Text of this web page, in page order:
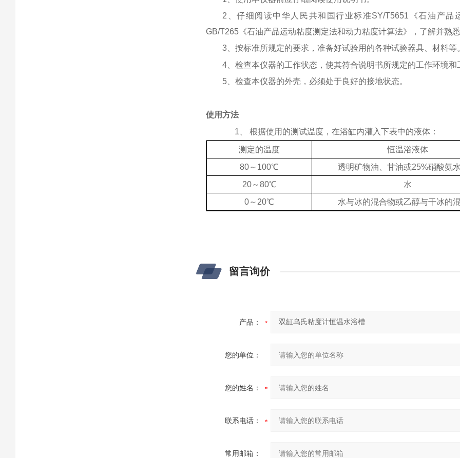
2、仔细阅读中华人民共和国行业标准SY/T5651《石油产
GB/T265《石油产品运动粘度测定法和动力粘度计算法》，了解并熟
3、按标准所规定的要求，准备好试验用的各种试验器具、材料等
4、检查本仪器的工作状态，使其符合说明书所规定的工作环境和
5、检查本仪器的外壳，必须处于良好的接地状态。
使用方法
1、根据使用的测试温度，在浴缸内灌入下表中的液体：
测定的温度
恒温浴液体
80～100℃
透明矿物油、甘油或25%硝酸氨
20～80℃
水
0～20℃
水与冰的混合物或乙醇与干冰的
留言询价
产品：
您的单位：
您的姓名：
联系电话：
常用邮箱：